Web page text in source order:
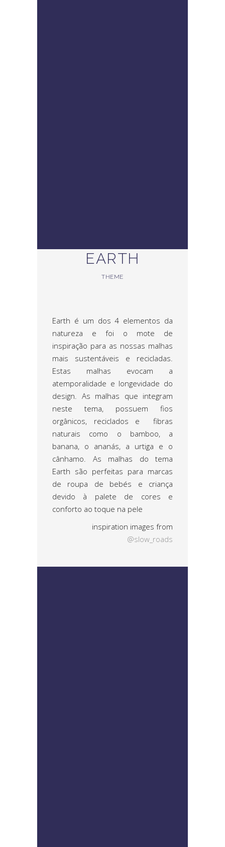
EARTH
THEME
Earth é um dos 4 elementos da
natureza e foi o mote de
inspiração para as nossas malhas
mais sustentáveis e recicladas.
Estas malhas evocam a
atemporalidade e longevidade do
design. As malhas que integram
neste tema, possuem fios
orgânicos, reciclados e fibras
naturais como o bamboo, a
banana, o ananás, a urtiga e o
cânhamo. As malhas do tema
Earth são perfeitas para marcas
de roupa de bebés e criança
devido à palete de cores e
conforto ao toque na pele
inspiration images from
@slow_roads